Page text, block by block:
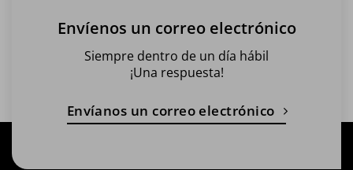
Envíenos un correo electrónico
Siempre dentro de un día hábil
¡Una respuesta!
Envíanos un correo electrónico